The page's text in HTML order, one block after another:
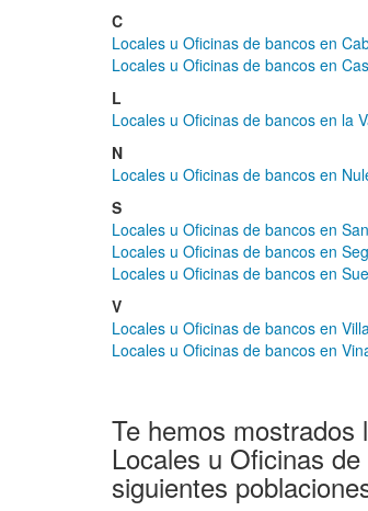
C
Locales u Oficinas de bancos en
Locales u Oficinas de bancos en
L
Locales u Oficinas de bancos en la
N
Locales u Oficinas de bancos en
S
Locales u Oficinas de bancos en
Locales u Oficinas de bancos en
Locales u Oficinas de bancos en
V
Locales u Oficinas de bancos en
Locales u Oficinas de bancos en
Te hemos mostrados
Locales u Oficinas
siguientes